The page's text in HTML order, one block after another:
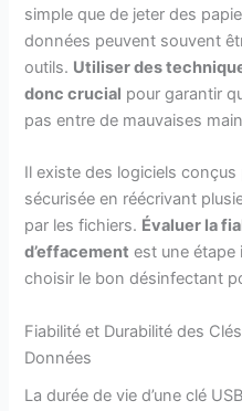
simple que de jeter des
données peuvent souvent
outils. Utiliser des
donc crucial pour garantir
pas entre de mauvaises
Il existe des logiciels
sécurisée en réécrivant
par les fichiers. Évaluer la
d’effacement est une étape
choisir le bon désinfectant
Fiabilité et Durabilité des
Données
La durée de vie d’une clé